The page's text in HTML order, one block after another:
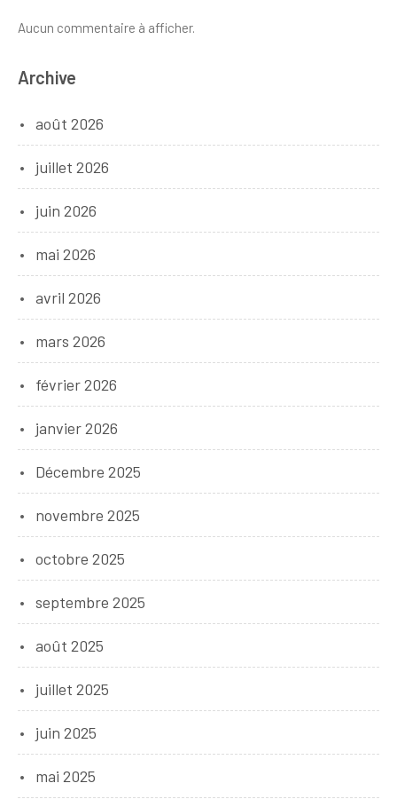
Aucun commentaire à afficher.
Archive
août 2026
juillet 2026
juin 2026
mai 2026
avril 2026
mars 2026
février 2026
janvier 2026
Décembre 2025
novembre 2025
octobre 2025
septembre 2025
août 2025
juillet 2025
juin 2025
mai 2025